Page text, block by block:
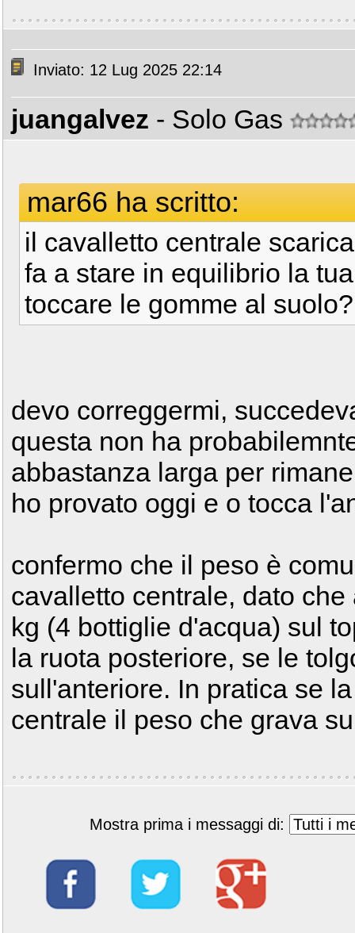
Inviato: 12 Lug 2025 22:14
juangalvez - Solo Gas
mar66 ha scritto:
il cavalletto centrale
fa a stare in equilibrio la
toccare le gomme al suolo?
devo correggermi,
questa non ha
abbastanza larga per
ho provato oggi e o tocca
confermo che il peso è
cavalletto centrale, dato
kg (4 bottiglie d'acqua) sul
la ruota posteriore, se le
sull'anteriore. In pratica se
centrale il peso che grava
Mostra prima i messaggi di: